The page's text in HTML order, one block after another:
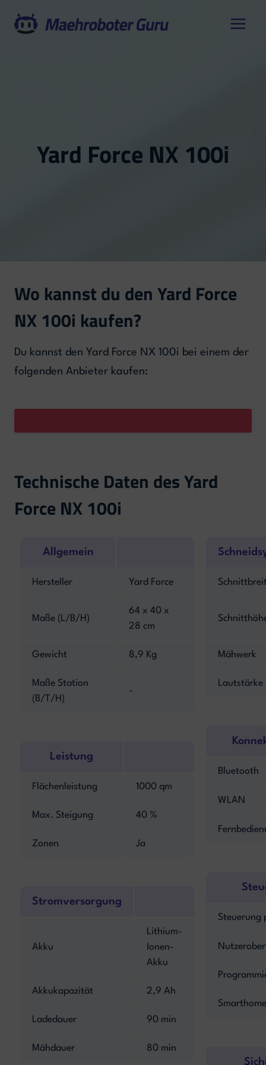
Inhalt
Yard Force NX 100i
Wo kannst du den Yard Force
NX 100i kaufen?
Du kannst den Yard Force NX 100i bei einem der
folgenden Anbieter kaufen:
Technische Daten des Yard
Force NX 100i
Allgemein
Hersteller Yard Force
Maße (L/B/H)
64 x 40 x
28 cm
Gewicht 8,9 Kg
Maße Station
(B/T/H)
-
Leistung
Flächenleistung 1000 qm
Max. Steigung 40 %
Zonen Ja
Stromversorgung
Akku
Lithium-
Ionen-
Akku
Akkukapazität 2,9 Ah
Ladedauer 90 min
Mähdauer 80 min
Mähwerk
Lautstärke
Bluetooth
WLAN
Steuerung